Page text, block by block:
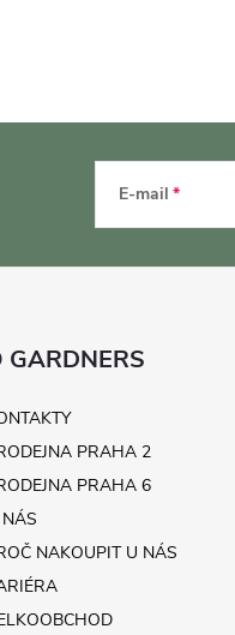
E-mail
GARDNERS
PRAHA 2
PRAHA 6
NAKOUPIT U NÁS